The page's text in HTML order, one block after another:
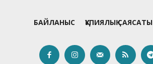
БАЙЛАНЫС ҚҰПИЯЛЫҚ САЯСАТЫ